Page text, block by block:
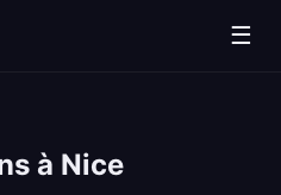
☰
à Nice